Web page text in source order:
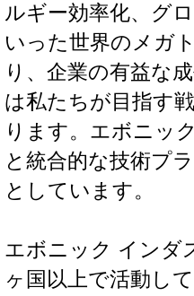
ルギー効率化、グ
いった世界のメガ
り、企業の有益な
は私たちが目指す
ります。エボニッ
と統合的な技術プ
としています。
エボニック インダ
ヶ国以上で活動し